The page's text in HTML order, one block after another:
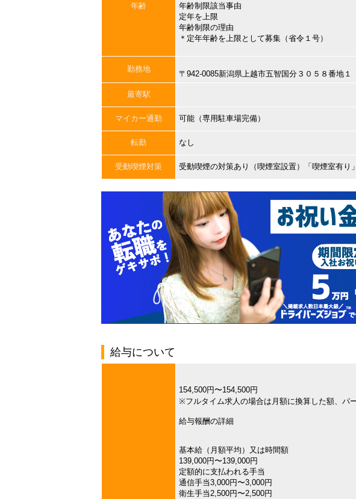
年齢
年齢制限該当事由
定年を上限
年齢制限の理由
＊定年年齢を上限として募集（省令１号）
勤務地
〒942-0085新潟県上越市五智国分３０５８番地１
最寄駅
マイカー通勤 可能（専用駐車場完備）
転勤 なし
受動喫煙対策 受動喫煙の対策あり（喫煙室設置）「喫煙室有り」
給与について
154,500円〜154,500円
※フルタイム求人の場合は月額に換算した額、パ
給与報酬の詳細
基本給（月額平均）又は時間額
139,000円〜139,000円
定額的に支払われる手当
通信手当3,000円〜3,000円
衛生手当2,500円〜2,500円